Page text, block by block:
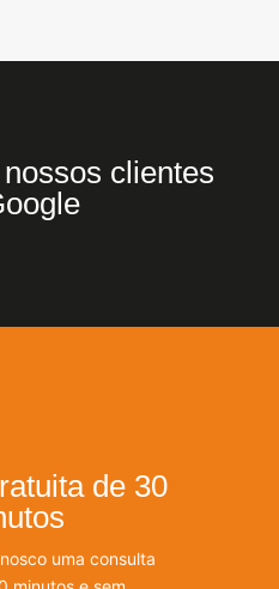
clientes
de 30
uma consulta